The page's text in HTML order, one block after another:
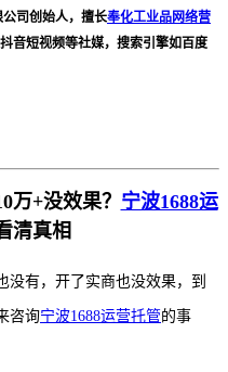
司创始人，擅长奉化工业品网络营
音短视频等社媒，搜索引擎如百度
万+没效果？ 宁波1688运
清真相
没有，开了实商也没效果，到
咨询宁波1688运营托管的事